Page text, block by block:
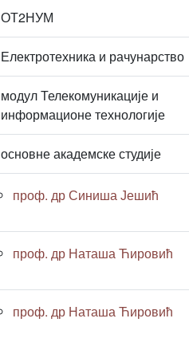
ОТ2НУМ
Електротехника и рачунарство
модул Телекомуникације и
информационе технологије
основне академске студије
проф. др Синиша Јешић
проф. др Наташа Ћировић
проф. др Наташа Ћировић